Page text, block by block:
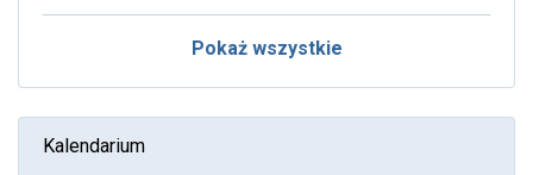
Pokaż wszystkie
Kalendarium